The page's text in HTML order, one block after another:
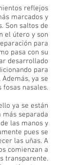
reflejos
marcados y
Son saltos de
el útero y son
para
pasa con su
desarrollado
para
ya se
fosas nasales.
ya se están
separada
las manos y
pues se
las uñas. A
comienzan a
transparente.